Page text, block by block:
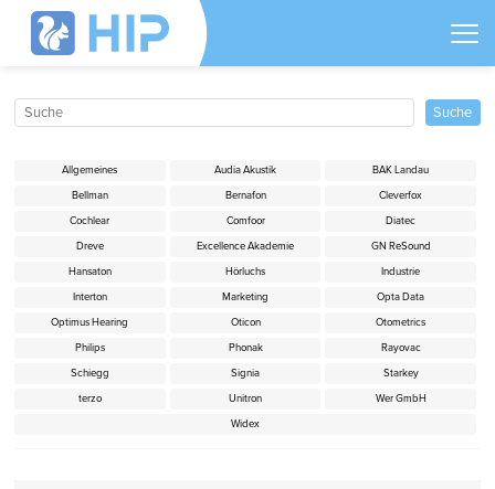
Allgemeines Audia Akustik
BAK Landau
Bellman
Bernafon
Cleverfox
Cochlear
Comfoor
Diatec
Dreve
Excellence Akademie
GN ReSound
Hansaton
Hörluchs
Industrie
Interton
Marketing
Opta Data
Optimus Hearing
Oticon
Otometrics
Philips
Phonak
Rayovac
Schiegg
Signia
Starkey
terzo
Unitron
Wer GmbH
Widex